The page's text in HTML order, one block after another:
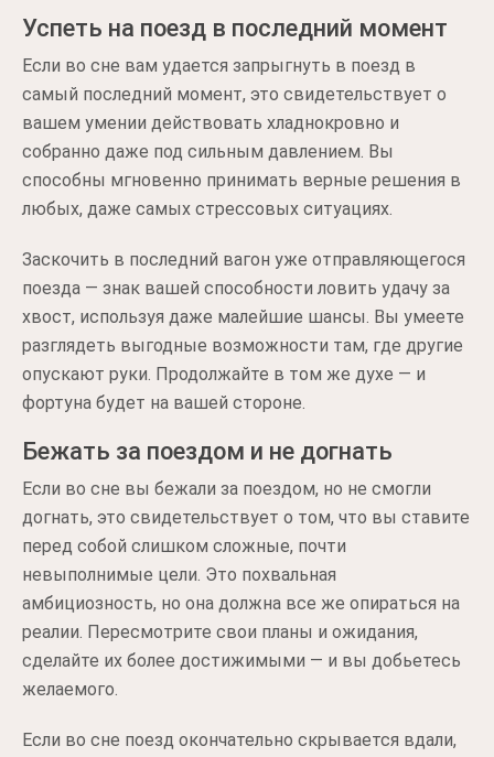
Успеть на поезд в последний момент
Если во сне вам удается запрыгнуть в поезд в
самый последний момент, это свидетельствует о
вашем умении действовать хладнокровно и
собранно даже под сильным давлением. Вы
способны мгновенно принимать верные решения в
любых, даже самых стрессовых ситуациях.
Заскочить в последний вагон уже отправляющегося
поезда — знак вашей способности ловить удачу за
хвост, используя даже малейшие шансы. Вы умеете
разглядеть выгодные возможности там, где другие
опускают руки. Продолжайте в том же духе — и
фортуна будет на вашей стороне.
Бежать за поездом и не догнать
Если во сне вы бежали за поездом, но не смогли
догнать, это свидетельствует о том, что вы ставите
перед собой слишком сложные, почти
невыполнимые цели. Это похвальная
амбициозность, но она должна все же опираться на
реалии. Пересмотрите свои планы и ожидания,
сделайте их более достижимыми — и вы добьетесь
желаемого.
Если во сне поезд окончательно скрывается вдали,